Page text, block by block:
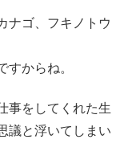
ナゴ、フキノトウ
からね。
事をしてくれた生
議と浮いてしまい